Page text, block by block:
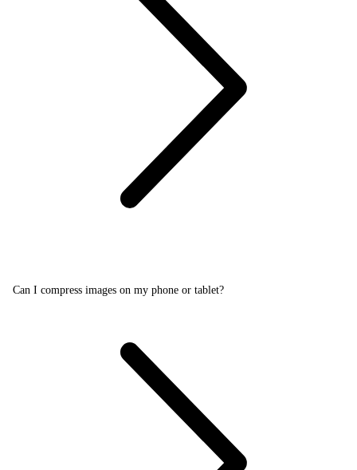
Can I compress images on my phone or tablet?